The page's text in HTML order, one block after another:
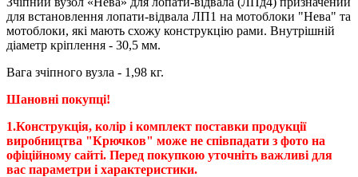
для встановлення лопати-відвала ЛП1 на мотоблоки "Нева" та
мотоблоки, які мають схожу конструкцію рами. Внутрішній
діаметр кріплення - 30,5 мм.
Вага зчіпного вузла - 1,98 кг.
Шановні покупці!
1.Конструкція, колір і комплект поставки продукції
виробництва "Крючков" може не співпадати з фото на
офіційному сайті. Перед покупкою уточніть важливі для
вас параметри і характеристики.